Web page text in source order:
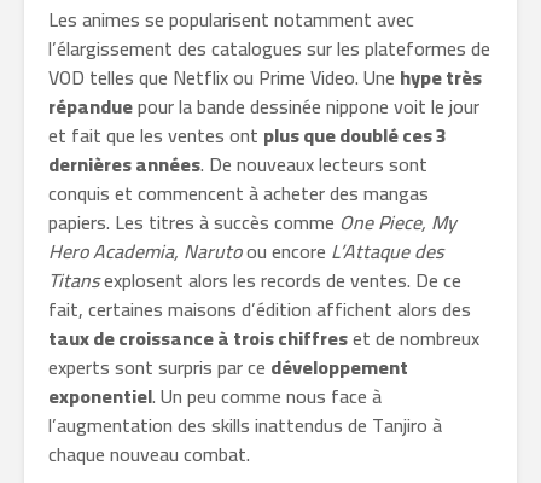
Les animes se popularisent notamment avec
l’élargissement des catalogues sur les plateformes de
VOD telles que Netflix ou Prime Video. Une hype très
répanduepour la bande dessinée nippone voit le jour
et fait que les ventes ont plus que doublé ces 3
dernières années. De nouveaux lecteurs sont
conquis et commencent à acheter des mangas
papiers. Les titres à succès comme One Piece, My
Hero Academia, Narutoou encore L’Attaque des
Titansexplosent alors les records de ventes. De ce
fait, certaines maisons d’édition affichent alors des
taux de croissance à trois chiffreset de nombreux
experts sont surpris par ce développement
exponentiel. Un peu comme nous face à
l’augmentation des skills inattendus de Tanjiro à
chaque nouveau combat.